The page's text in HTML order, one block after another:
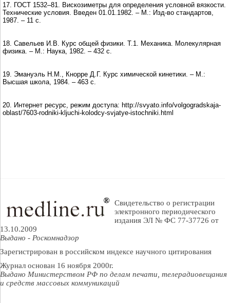
17. ГОСТ 1532–81. Вискозиметры для определения условной вязкости.
Технические условия. Введен 01.01.1982. – М.: Изд-во стандартов,
1987. – 11 с.
18. Савельев И.В. Курс общей физики. Т.1. Механика. Молекулярная
физика. – М.: Наука, 1982. – 432 с.
19. Эмануэль Н.М., Кнорре Д.Г. Курс химической кинетики. – М.:
Высшая школа, 1984. – 463 с.
20. Интернет ресурс, режим доступа: http://svyato.info/volgogradskaja-
oblast/7603-rodniki-kljuchi-kolodcy-svjatye-istochniki.html
Свидетельство о регистрации
электронного периодического
издания ЭЛ № ФС 77-37726 от
13.10.2009
Выдано - Роскомнадзор
Зарегистрирован в российском индексе научного цитирования
Журнал основан 16 ноября 2000г.
Выдано Министерством РФ по делам печати, телерадиовещания
и средств массовых коммуникаций